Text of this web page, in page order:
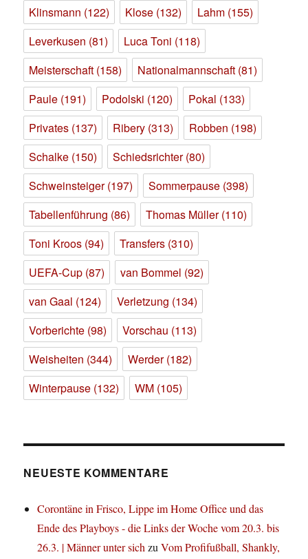
Klinsmann (122) Klose (132) Lahm (155)
Leverkusen (81) Luca Toni (118)
Meisterschaft (158) Nationalmannschaft (81)
Paule (191) Podolski (120) Pokal (133)
Privates (137) Ribery (313) Robben (198)
Schalke (150) Schiedsrichter(80)
Schweinsteiger(197) Sommerpause (398)
Tabellenführung (86) Thomas Müller(110)
Toni Kroos (94) Transfers (310)
UEFA-Cup (87) van Bommel (92)
van Gaal (124) Verletzung (134)
Vorberichte (98) Vorschau (113)
Weisheiten (344) Werder(182)
Winterpause (132) WM (105)
NEUESTE KOMMENTARE
Corontäne in Frisco, Lippe im Home Office und das
Ende des Playboys - die Links der Woche vom 20.3. bis
26.3. | Männer unter sichzuVom Profifußball, Shankly,